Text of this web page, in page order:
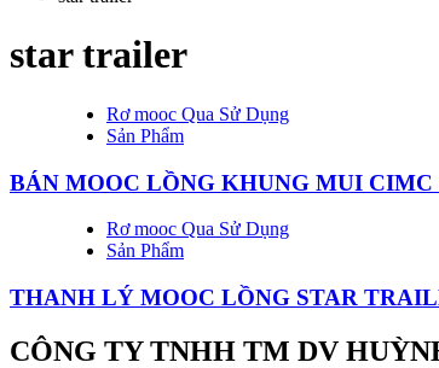
star trailer
Rơ mooc Qua Sử Dụng
Sản Phẩm
BÁN MOOC LỒNG KHUNG MUI CIMC
Rơ mooc Qua Sử Dụng
Sản Phẩm
THANH LÝ MOOC LỒNG STAR
CÔNG TY TNHH TM DV